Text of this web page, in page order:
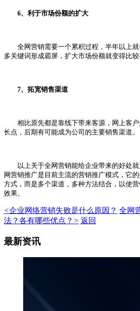
6、利于市场份额的扩大
全网营销需要一个累积过程，半年以上就
多关键词形成霸屏，扩大市场份额就变得比较
7、拓宽销售渠道
相比原先都是靠线下带来客源，网上客户
长点，后期有可能成为公司的主要销售渠道。
以上关于全网营销能给企业带来的好处就
网营销推广是目前主流的营销推广模式，它
方式，而是多个渠道，多种方法结合，以使
效果。
<企业网络营销失败是什么原因？ 全网
法？各有哪些优点？ > 返回
最新资讯